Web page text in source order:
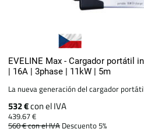
EVELINE Max - Cargador portátil
| 16A | 3phase | 11kW | 5m
La nueva generación del cargador
532 €con el IVA
439.67 €
560 €con el IVA Descuento 5%